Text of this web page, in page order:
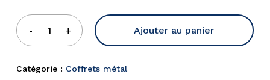
Ajouter au panier
Catégorie : Coffrets métal